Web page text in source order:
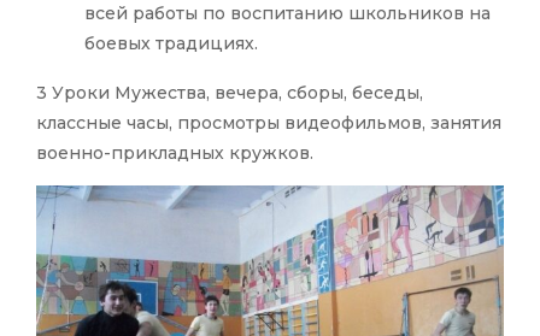
всей работы по воспитанию школьников на
боевых традициях.
3 Уроки Мужества, вечера, сборы, беседы,
классные часы, просмотры видеофильмов, занятия
военно-прикладных кружков.